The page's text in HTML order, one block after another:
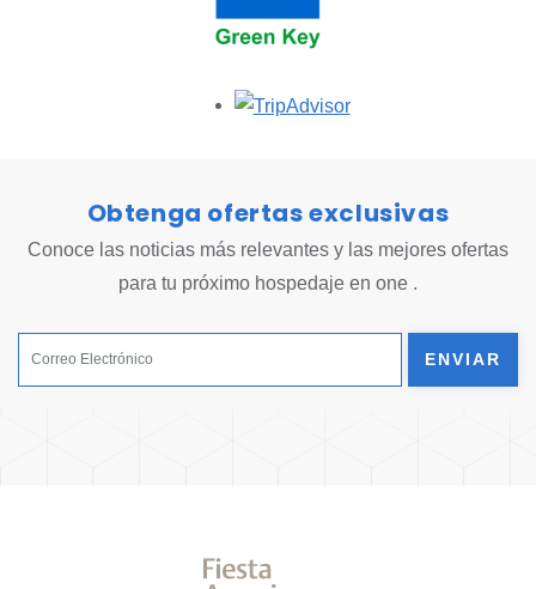
Opens in a new tab.
Obtenga ofertas exclusivas
Conoce las noticias más relevantes y las mejores ofertas
para tu próximo hospedaje en one .
ENVIAR